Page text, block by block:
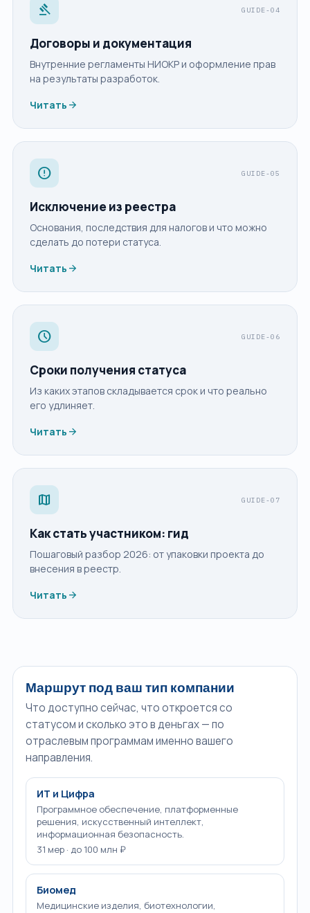
gavel GUIDE-04
Договоры и документация
Внутренние регламенты НИОКР и оформление прав
на результаты разработок.
Читать arrow_forward
error GUIDE-05
Исключение из реестра
Основания, последствия для налогов и что можно
сделать до потери статуса.
Читать arrow_forward
schedule GUIDE-06
Сроки получения статуса
Из каких этапов складывается срок и что реально
его удлиняет.
Читать arrow_forward
map GUIDE-07
Как стать участником: гид
Пошаговый разбор 2026: от упаковки проекта до
внесения в реестр.
Читать arrow_forward
Маршрут под ваш тип компании
Что доступно сейчас, что откроется со
статусом и сколько это в деньгах — по
отраслевым программам именно вашего
направления.
ИТ и Цифра
Программное обеспечение, платформенные
решения, искусственный интеллект,
информационная безопасность.
31 мер · до 100 млн ₽
Биомед
Медицинские изделия, биотехнологии,